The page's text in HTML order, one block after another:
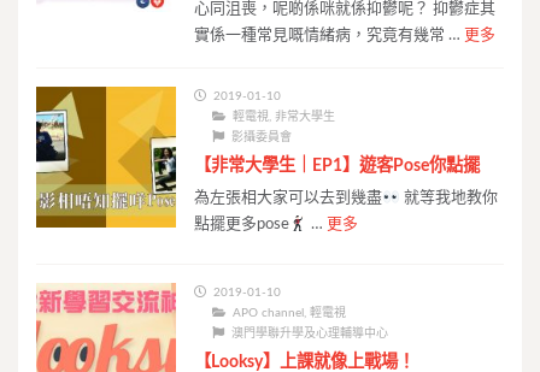
心同沮喪，呢啲係咪就係抑鬱呢？ 抑鬱症其
實係一種常見嘅情緒病，究竟有幾常 … 更多
2019-01-10
輕電視, 非常大學生
影攝委員會
【非常大學生｜EP1】遊客Pose你點擺
為左張相大家可以去到幾盡
就等我地教你
點擺更多pose
… 更多
2019-01-10
APO channel
輕電視
澳門學聯升學及心理輔導中心
【Looksy】上課就像上戰場！